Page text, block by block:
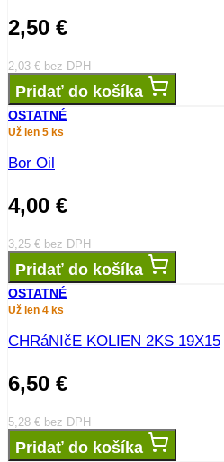
2,50 €
2,03 € bez DPH
Pridať do košíka
OSTATNÉ
Už len 5 ks
Bor Oil
4,00 €
3,25 € bez DPH
Pridať do košíka
OSTATNÉ
Už len 4 ks
CHRáNIčE KOLIEN 2KS 19X15
6,50 €
5,28 € bez DPH
Pridať do košíka